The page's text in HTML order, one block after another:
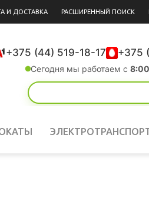
И ДОСТАВКА РАСШИРЕННЫЙ ПОИСК
+375 (44) 519-18-17 +375
Сегодня мы работаем с 8:00